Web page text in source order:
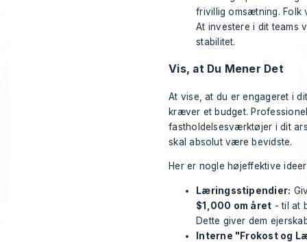
frivillig omsætning. Folk
At investere i dit teams
stabilitet.
Vis, at Du Mener Det
At vise, at du er engageret i
kræver et budget.
fastholdelsesværktøjer i dit
skal absolut være bevidste.
Her er nogle højeffektive
Læringsstipendier:
$1,000 om året - til at
Dette giver dem
Interne "Frokost og